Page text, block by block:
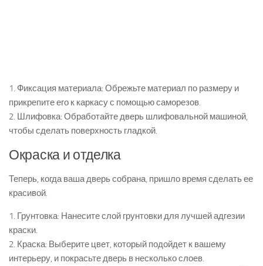
1. Фиксация материала: Обрежьте материал по размеру и
прикрепите его к каркасу с помощью саморезов.
2. Шлифовка: Обработайте дверь шлифовальной машиной,
чтобы сделать поверхность гладкой.
Окраска и отделка
Теперь, когда ваша дверь собрана, пришло время сделать ее
красивой.
1. Грунтовка: Нанесите слой грунтовки для лучшей адгезии
краски.
2. Краска: Выберите цвет, который подойдет к вашему
интерьеру, и покрасьте дверь в несколько слоев.